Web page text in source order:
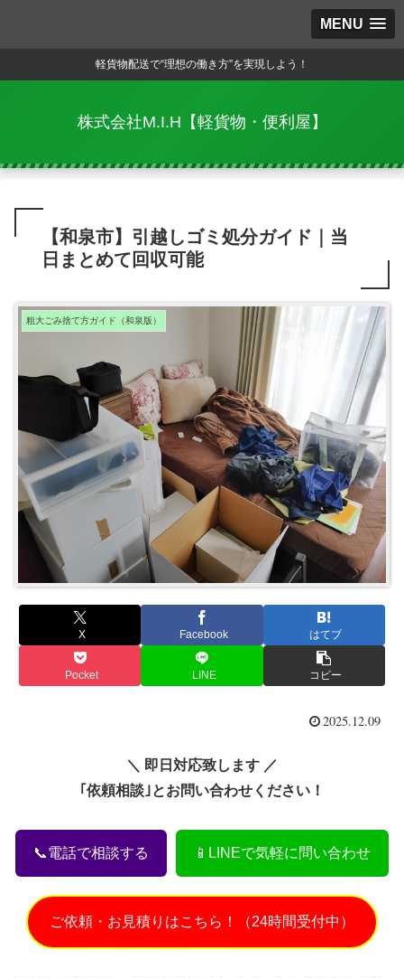
MENU
軽貨物配送で“理想の働き方”を実現しよう！
株式会社M.I.H【軽貨物・便利屋】
【和泉市】引越しゴミ処分ガイド｜当
日まとめて回収可能
粗大ごみ捨て方ガイド（和泉版）
X Facebook はてブ
Pocket LINE コピー
2025.12.09
＼ 即日対応致します ／
｢依頼相談｣とお問い合わせください！
📞電話で相談する 📱LINEで気軽に問い合わせ
ご依頼・お見積りはこちら！（24時間受付中）